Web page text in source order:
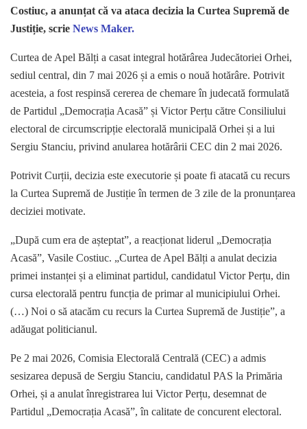
Costiuc, a anunțat că va ataca decizia la Curtea Supremă de
Justiție, scrie News Maker.
Curtea de Apel Bălți a casat integral hotărârea Judecătoriei Orhei,
sediul central, din 7 mai 2026 și a emis o nouă hotărâre. Potrivit
acesteia, a fost respinsă cererea de chemare în judecată formulată
de Partidul „Democrația Acasă” și Victor Perțu către Consiliului
electoral de circumscripție electorală municipală Orhei și a lui
Sergiu Stanciu, privind anularea hotărârii CEC din 2 mai 2026.
Potrivit Curții, decizia este executorie și poate fi atacată cu recurs
la Curtea Supremă de Justiție în termen de 3 zile de la pronunțarea
deciziei motivate.
„După cum era de așteptat”, a reacționat liderul „Democrația
Acasă”, Vasile Costiuc. „Curtea de Apel Bălți a anulat decizia
primei instanței și a eliminat partidul, candidatul Victor Perțu, din
cursa electorală pentru funcția de primar al municipiului Orhei.
(…) Noi o să atacăm cu recurs la Curtea Supremă de Justiție”, a
adăugat politicianul.
Pe 2 mai 2026, Comisia Electorală Centrală (CEC) a admis
sesizarea depusă de Sergiu Stanciu, candidatul PAS la Primăria
Orhei, și a anulat înregistrarea lui Victor Perțu, desemnat de
Partidul „Democrația Acasă”, în calitate de concurent electoral.